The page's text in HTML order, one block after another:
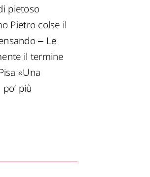
pietoso
Pietro colse il
‒ Le
il termine
«Una
più